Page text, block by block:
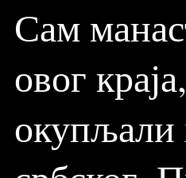
Сам
овог
окупљали